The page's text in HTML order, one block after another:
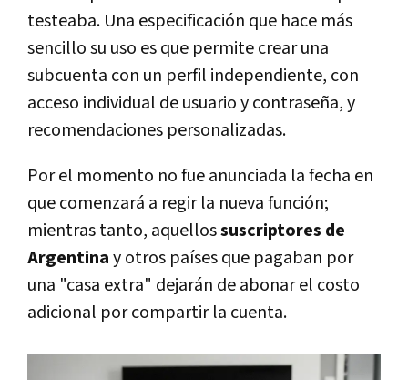
testeaba. Una especificación que hace más
sencillo su uso es que permite crear una
subcuenta con un perfil independiente, con
acceso individual de usuario y contraseña, y
recomendaciones personalizadas.
Por el momento no fue anunciada la fecha en
que comenzará a regir la nueva función;
mientras tanto, aquellossuscriptores de
Argentinay otros países que pagaban por
una "casa extra" dejarán de abonar el costo
adicional por compartir la cuenta.